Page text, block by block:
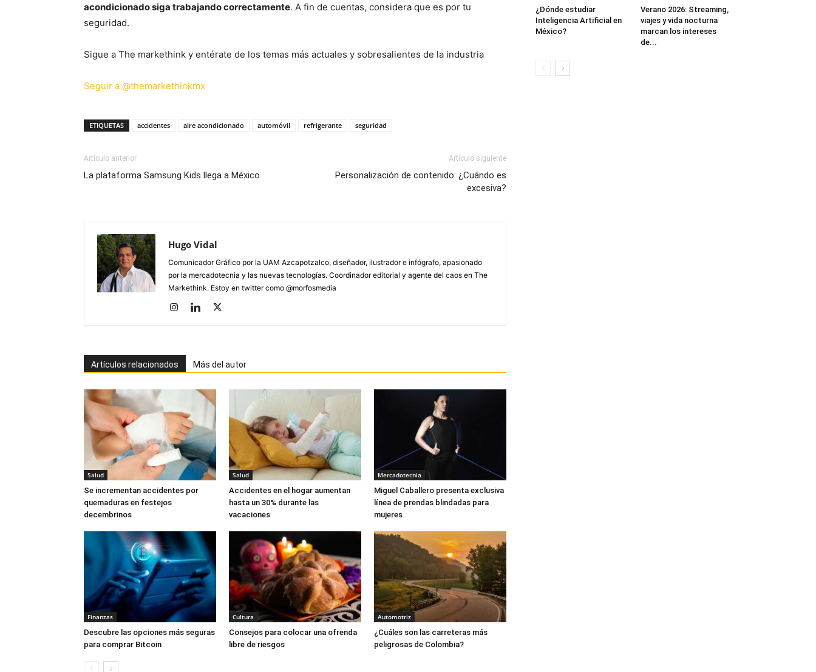
acondicionado siga trabajando correctamente. A fin de cuentas, considera que es por tu
seguridad.
Sigue a The markethink y entérate de los temas más actuales y sobresalientes de la industria
Seguir a @themarkethinkmx
ETIQUETAS accidentes aire acondicionado automóvil refrigerante seguridad
Artículo anterior
La plataforma Samsung Kids llega a México
Artículo siguiente
Personalización de contenido: ¿Cuándo es
excesiva?
Hugo Vidal
Comunicador Gráfico por la UAM Azcapotzalco, diseñador, ilustrador e infógrafo, apasionado
por la mercadotecnia y las nuevas tecnologías. Coordinador editorial y agente del caos en The
Markethink. Estoy en twitter como @morfosmedia
Artículos relacionados Más del autor
Salud
Se incrementan accidentes por
quemaduras en festejos
decembrinos
Salud
Accidentes en el hogar aumentan
hasta un 30% durante las
vacaciones
Mercadotecnia
Miguel Caballero presenta exclusiva
línea de prendas blindadas para
mujeres
Finanzas
Descubre las opciones más seguras
para comprar Bitcoin
Cultura
Consejos para colocar una ofrenda
libre de riesgos
Automotriz
¿Cuáles son las carreteras más
peligrosas de Colombia?
¿Dónde estudiar
Inteligencia Artificial en
México?
Verano 2026: Streaming,
viajes y vida nocturna
marcan los intereses
de...